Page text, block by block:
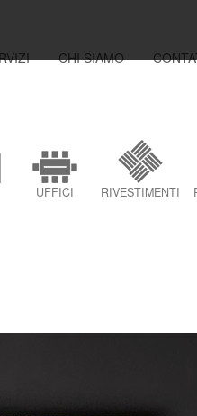
CHI SIAMO
UFFICI RIVESTIMENTI